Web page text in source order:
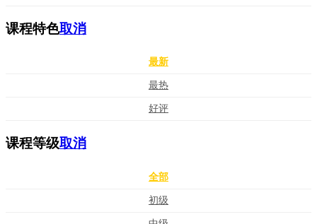
课程特色取消
最新
最热
好评
课程等级取消
全部
初级